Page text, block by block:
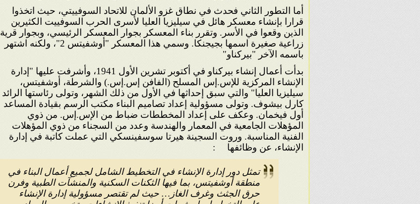
أما التطور الثاني فحدث في نطاق غزو الألمان للاتحاد السوفييتي، حيث اتخذوا
قرارا بإنشاء معسكر هائل في سيليزيا العليا لأسرى الحرب السوفييت الكثيرين
الذين وقعوا في الأسر. وتقرر بناء المعسكر بجوار المعسكر الرئيسي، وبجوار قرية
زراعية صغيرة اسمها بجيجنكا. وسمي هذا المعسكر "أوشفيتس 2"، ولكنه اشتهر
باسمه الآخر "بيركناو"
بدأت أعمال إنشاء بيركناو في أكتوبر تشرين الأول 1941، وأشرفت عليها "إدارة
الإنشاء المركزية للإس.إس المسلح (الفافن إس.إس.) والشرطة، أوشفيتس،
سيليزيا العليا" والتي سبق إحداثها في الأول من ذلك الشهر، وتولى رئاستها الرائد
كارل بيشوف. وتولى مسؤولية إعداد تصاميم البناء مكتب الرسم بقيادة المساعد
أول فيخمان. وعكف على إعداد المخططات ضباط من الإس.إس. من ذوي
المؤهلات الجامعية في المعمار والهندسة وعدد من السجناء من ذوي المؤهلات
الفنية المناسبة. وروت السجينة هيرتا سوسفينسكي التي عملت كاتبة في إدارة
الإنشاء، عن وظائفها
:
تمثل دور إدارة الإنشاء في التخطيط الشامل لجميع أعمال البناء في
منطقة أوشفيتس، بما فيها الثكنات السكنية والمنشآت الطبية وفرن
حرق الجثث وغرف الغاز… حيث لم تقتصر مسؤولية إدارة الإنشاء